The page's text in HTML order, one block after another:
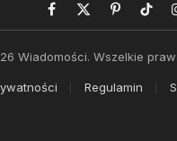
Facebook
X
Pinterest
Wiadomości. Wszelkie
Regulamin